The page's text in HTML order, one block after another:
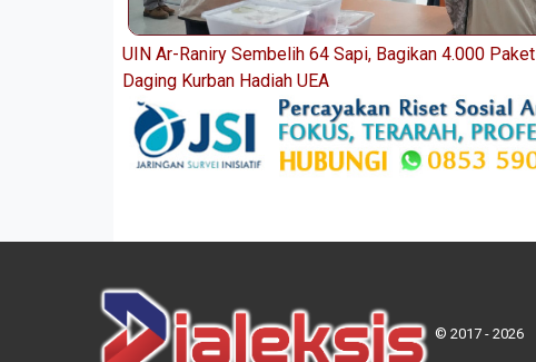
UIN Ar-Raniry Sembelih 64 Sapi, Bagikan 4.000 Paket
Daging Kurban Hadiah UEA
© 2017 - 2026